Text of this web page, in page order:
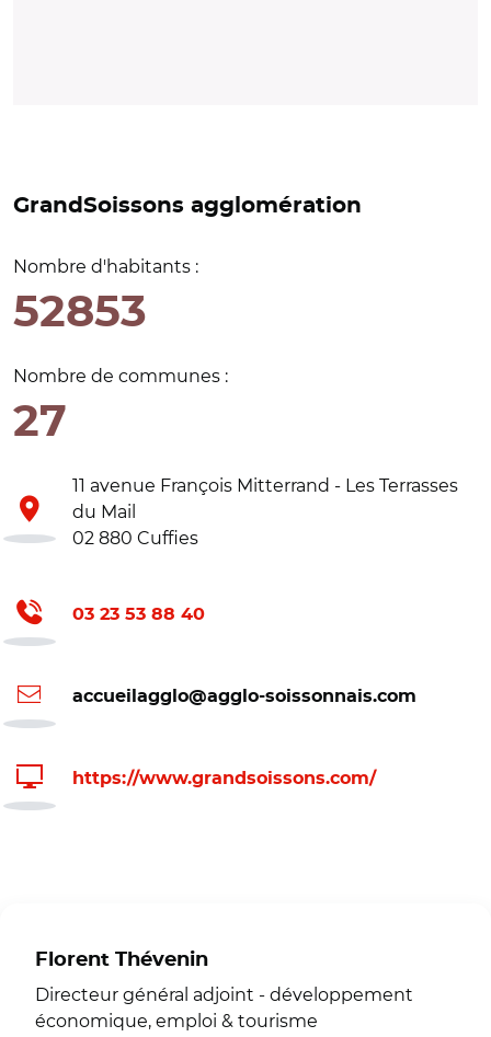
GrandSoissons agglomération
Nombre d'habitants :
52853
Nombre de communes :
27
11 avenue François Mitterrand - Les Terrasses
du Mail
02 880 Cuffies
03 23 53 88 40
accueilagglo@agglo-soissonnais.com
https://www.grandsoissons.com/
Florent Thévenin
Directeur général adjoint - développement
économique, emploi & tourisme